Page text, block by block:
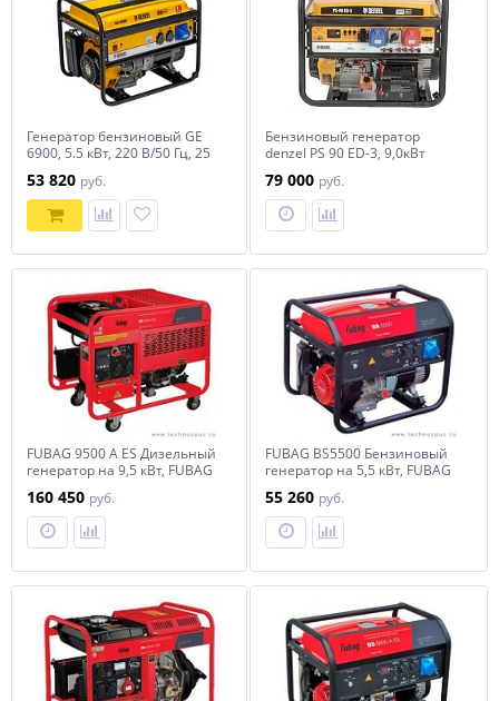
Генератор бензиновый GE
6900, 5.5 кВт, 220 В/50 Гц, 25
53 820 руб.
Бензиновый генератор
denzel PS 90 ED-3, 9,0кВт
79 000 руб.
FUBAG 9500 A ES Дизельный
генератор на 9,5 кВт, FUBAG
160 450 руб.
FUBAG BS5500 Бензиновый
генератор на 5,5 кВт, FUBAG
55 260 руб.